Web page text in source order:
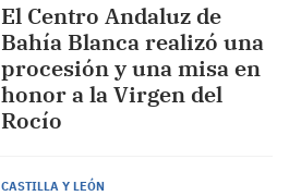
El Centro Andaluz de
Bahía Blanca realizó una
procesión y una misa en
honor a la Virgen del
Rocío
CASTILLA Y LEÓN